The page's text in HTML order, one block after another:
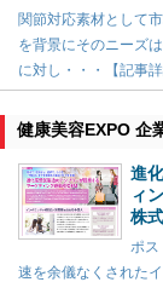
関節対応素材として
を背景にそのニーズ
に対し・・・【記事詳
健康美容EXPO 企
進
ィ
株
ポ
速を余儀なくされた